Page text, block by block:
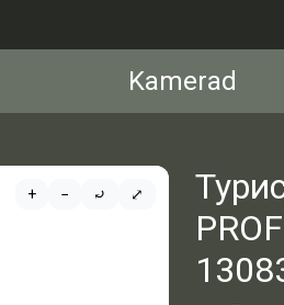
Kamerad
+ − ⤾ ⤢